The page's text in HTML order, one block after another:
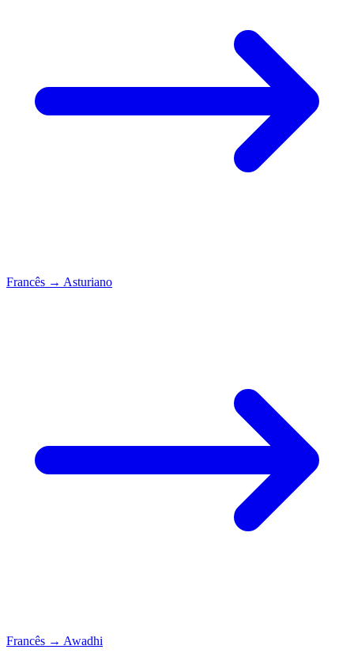
Francês → Asturiano
Francês → Awadhi